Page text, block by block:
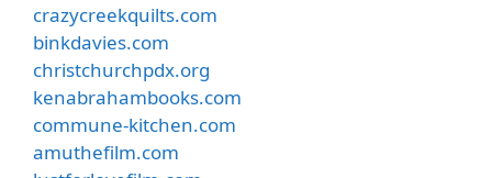
crazycreekquilts.com
binkdavies.com
christchurchpdx.org
kenabrahambooks.com
commune-kitchen.com
amuthefilm.com